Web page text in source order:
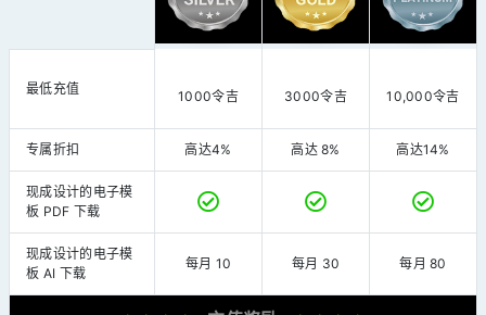
最低充值 1000令吉 3000令吉 10,000令吉
专属折扣 高达4% 高达 8% 高达14%
现成设计的电子模
板 PDF 下载
现成设计的电子模
板 AI 下载
每月 10 每月 30 每月 80